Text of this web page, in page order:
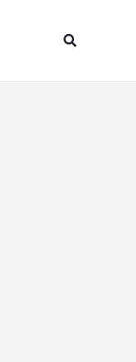
Search